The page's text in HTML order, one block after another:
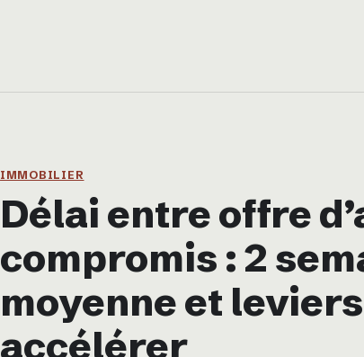
IMMOBILIER
Délai entre offre
compromis : 2
moyenne et
accélérer